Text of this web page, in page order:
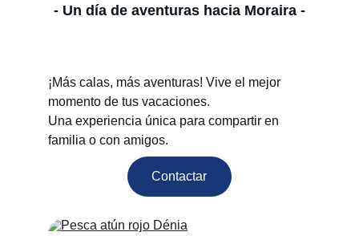
¡Más calas, más aventuras! Vive el mejor
momento de tus vacaciones.
Una experiencia única para compartir en
familia o con amigos.
- Un día de aventuras hacia Moraira -
Contactar